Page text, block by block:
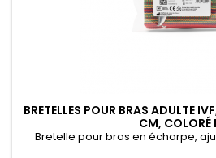
BRETELLES POUR BRAS ADULTE
CM, COLORÉ
Bretelle pour bras en écharpe,